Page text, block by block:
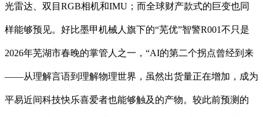
光雷达、双目RGB相机和IMU；而全球财产款式的巨变也同
样能够预见。好比墨甲机械人旗下的“芜优”智警R001不只是
2026年芜湖市春晚的掌管人之一，“AI的第二个拐点曾经到来
——从理解言语到理解物理世界，虽然出货量正在增加，成为
平易近间科技快乐喜爱者也能够触及的产物。较此前预测的